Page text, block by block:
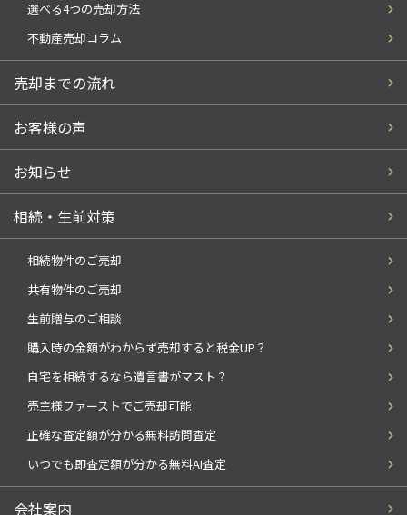
選べる4つの売却方法
不動産売却コラム
売却までの流れ
お客様の声
お知らせ
相続・生前対策
相続物件のご売却
共有物件のご売却
生前贈与のご相談
購入時の金額がわからず売却すると税金UP？
自宅を相続するなら遺言書がマスト？
売主様ファーストでご売却可能
正確な査定額が分かる無料訪問査定
いつでも即査定額が分かる無料AI査定
会社案内